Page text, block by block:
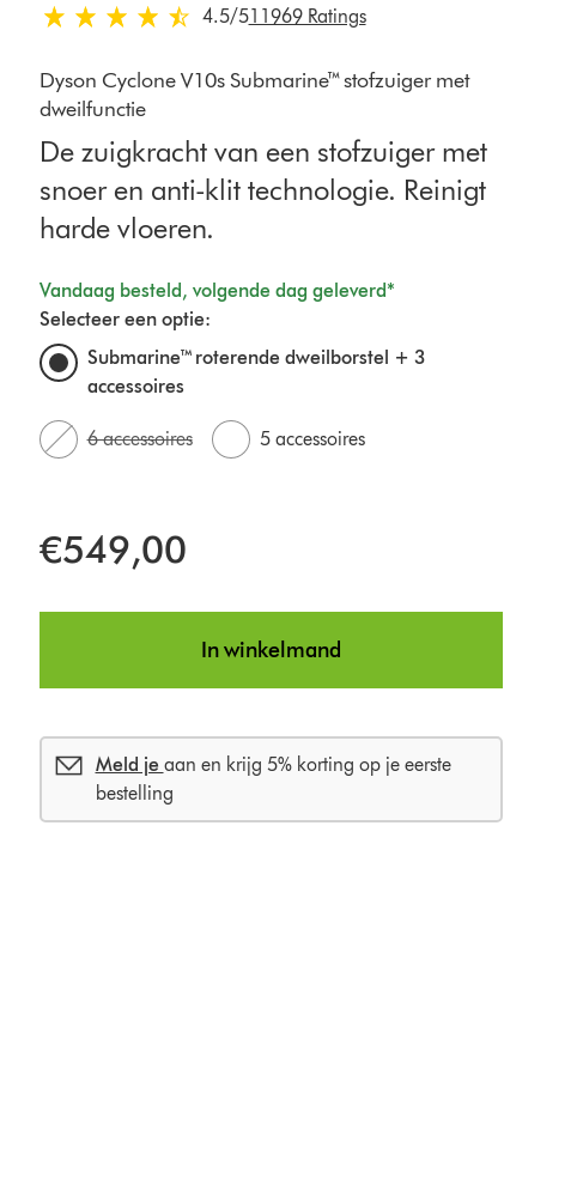
4.5 sterren van 5 van 11969 Ratings
4.5/511969 Ratings
Dyson Cyclone V10s Submarine™ stofzuiger met
dweilfunctie
De zuigkracht van een stofzuiger met
snoer en anti-klit technologie. Reinigt
harde vloeren.
Vandaag besteld, volgende dag geleverd*
Selecteer een optie:
Submarine™ roterende dweilborstel + 3
accessoires
6 accessoires 5 accessoires
€549,00
In winkelmand
Meld je aan en krijg 5% korting op je eerste
bestelling